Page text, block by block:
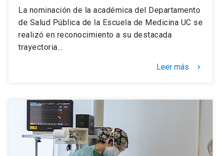
La nominación de la académica del Departamento
de Salud Pública de la Escuela de Medicina UC se
realizó en reconocimiento a su destacada
trayectoria…
Leer más keyboard_arrow_right